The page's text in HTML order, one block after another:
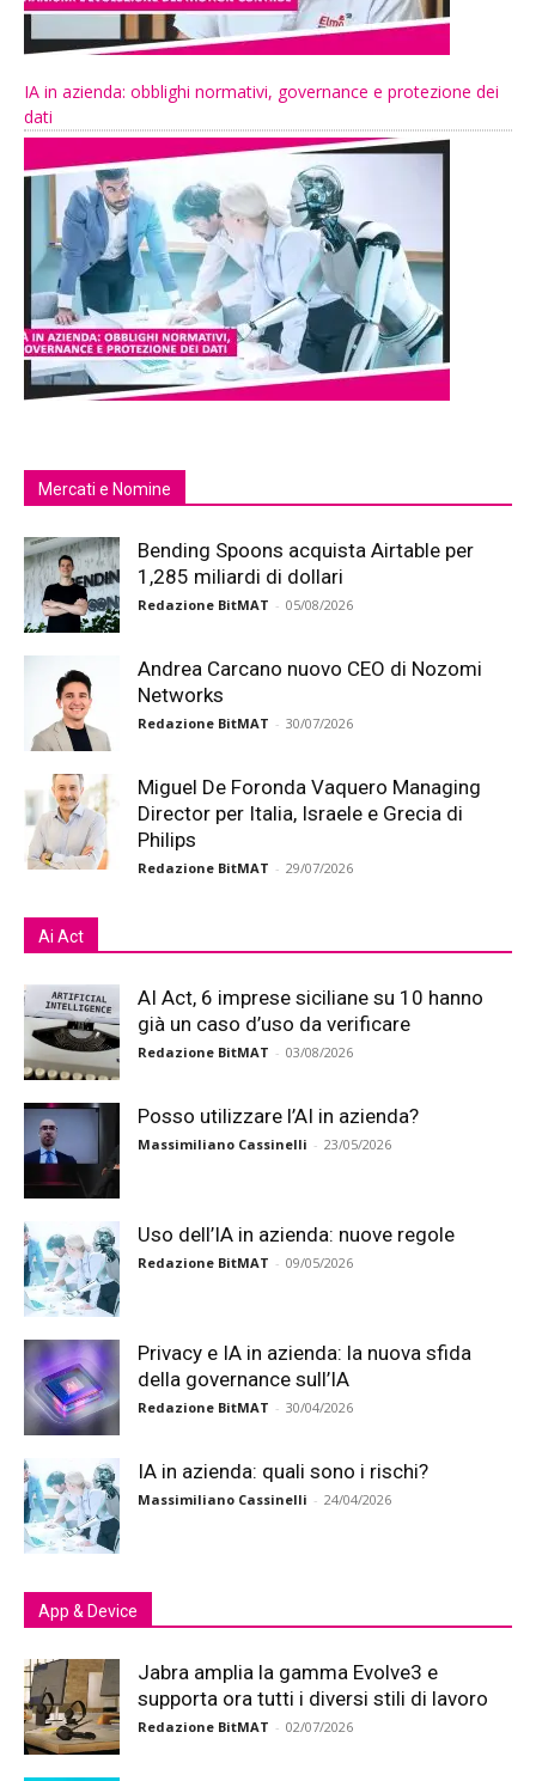
IA in azienda: obblighi normativi, governance e protezione dei
dati
Mercati e Nomine
Bending Spoons acquista Airtable per
1,285 miliardi di dollari
Redazione BitMAT - 05/08/2026
Andrea Carcano nuovo CEO di Nozomi
Networks
Redazione BitMAT - 30/07/2026
Miguel De Foronda Vaquero Managing
Director per Italia, Israele e Grecia di
Philips
Redazione BitMAT - 29/07/2026
Ai Act
AI Act, 6 imprese siciliane su 10 hanno
già un caso d’uso da verificare
Redazione BitMAT - 03/08/2026
Posso utilizzare l’AI in azienda?
Massimiliano Cassinelli - 23/05/2026
Uso dell’IA in azienda: nuove regole
Redazione BitMAT - 09/05/2026
Privacy e IA in azienda: la nuova sfida
della governance sull’IA
Redazione BitMAT - 30/04/2026
IA in azienda: quali sono i rischi?
Massimiliano Cassinelli - 24/04/2026
App & Device
Jabra amplia la gamma Evolve3 e
supporta ora tutti i diversi stili di lavoro
Redazione BitMAT - 02/07/2026